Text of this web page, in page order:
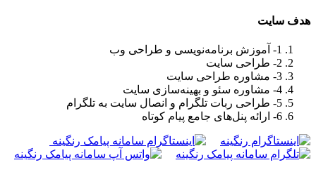
هدف سايت
1- آموزش برنامه‌نویسی و طراحی وب
2- طراحی سایت
3- مشاوره طراحی سایت
4- مشاوره سئو و بهینه‌سازی سایت
5- طراحی ربات تلگرام و انصال سایت به تلگرام
6- ارائه پنل‌های جامع پیام کوتاه